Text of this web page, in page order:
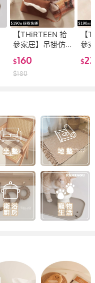
【THiRTEEN 拾
參家居】吊掛仿
舊皮革衛生紙套
(可拆卸式 車用衛
生紙盒 抽取式紙
$160
$180
【
參
絨
生
$